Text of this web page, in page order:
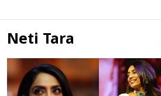
Neti Tara